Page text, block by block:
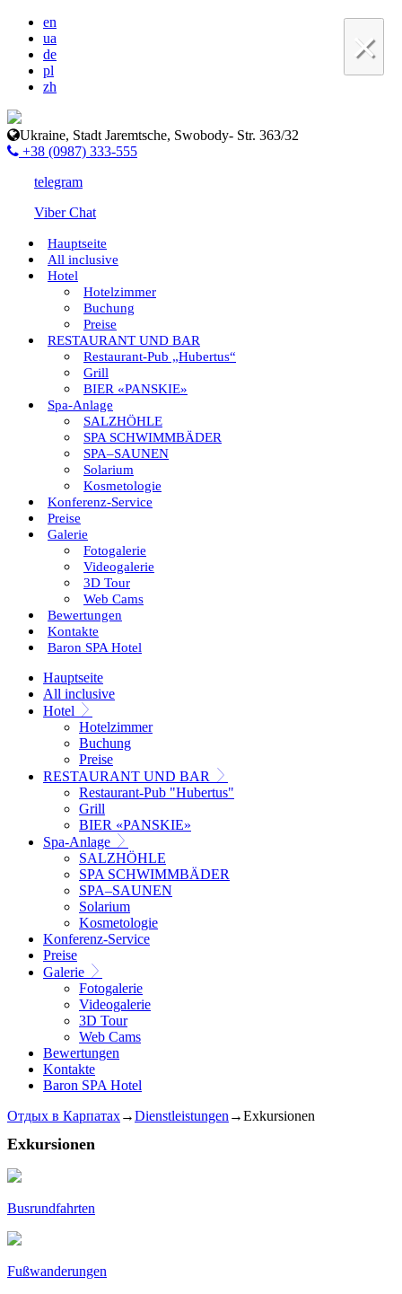
en
ua
de
pl
zh
Ukraine, Stadt Jaremtsche, Swobody- Str. 363/32
+38 (0987) 333-555
telegram
Viber Chat
Hauptseite
All inclusive
Hotel
Hotelzimmer
Buchung
Preise
RESTAURANT UND BAR
Restaurant-Pub „Hubertus“
Grill
BIER «PANSKIE»
Spa-Anlage
SALZHÖHLE
SPA SCHWIMMBÄDER
SPA–SAUNEN
Solarium
Kosmetologie
Konferenz-Service
Preise
Galerie
Fotogalerie
Videogalerie
3D Tour
Web Cams
Bewertungen
Kontakte
Baron SPA Hotel
Hauptseite
All inclusive
Hotel
Hotelzimmer
Buchung
Preise
RESTAURANT UND BAR
Restaurant-Pub "Hubertus"
Grill
BIER «PANSKIE»
Spa-Anlage
SALZHÖHLE
SPA SCHWIMMBÄDER
SPA–SAUNEN
Solarium
Kosmetologie
Konferenz-Service
Preise
Galerie
Fotogalerie
Videogalerie
3D Tour
Web Cams
Bewertungen
Kontakte
Baron SPA Hotel
Отдых в Карпатах→Dienstleistungen →Exkursionen
Exkursionen
Busrundfahrten
Fußwanderungen
×